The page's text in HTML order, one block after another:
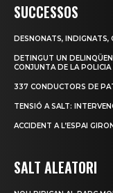
SUCCESSOS
DESNONATS, INDIGNATS,
DETINGUT UN
CONJUNTA DE LA POLICIA
337 CONDUCTORS DE
TENSIÓ A SALT:
ACCIDENT A L’ESPAI
SALT ALEATORI